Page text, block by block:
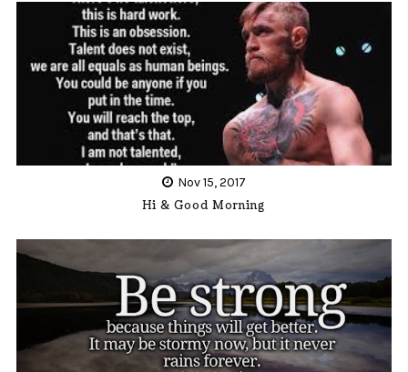
Nov 15, 2017
Hi & Good Morning